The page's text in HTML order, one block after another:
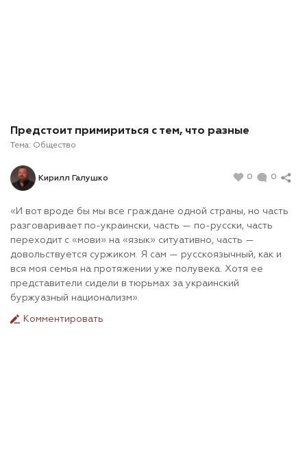
Предстоит примириться с тем, что разные
Тема: Общество
Кирилл Галушко 0 0
«И вот вроде бы мы все граждане одной страны, но часть
разговаривает по-украински, часть — по-русски, часть
переходит с «мови» на «язык» ситуативно, часть —
довольствуется суржиком. Я сам — русскоязычный, как и
вся моя семья на протяжении уже полувека. Хотя ее
представители сидели в тюрьмах за украинский
буржуазный национализм».
Комментировать